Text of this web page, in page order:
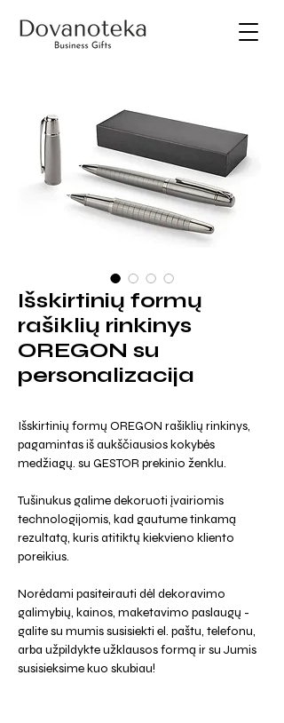
Išskirtinių formų
rašiklių rinkinys
OREGON su
personalizacija
Išskirtinių formų OREGON rašiklių rinkinys,
pagamintas iš aukščiausios kokybės
medžiagų. su GESTOR prekinio ženklu.
Tušinukus galime dekoruoti įvairiomis
technologijomis, kad gautume tinkamą
rezultatą, kuris atitiktų kiekvieno kliento
poreikius.
Norėdami pasiteirauti dėl dekoravimo
galimybių, kainos, maketavimo paslaugų -
galite su mumis susisiekti el. paštu, telefonu,
arba užpildykte užklausos formą ir su Jumis
susisieksime kuo skubiau!